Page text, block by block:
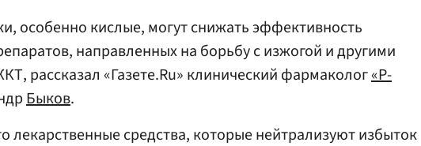
особенно кислые, могут снижать эффективность
направленных на борьбу с изжогой и другими
рассказал «Газете.Ru» клинический фармаколог«Р-
Быков.
лекарственные средства, которые нейтрализуют избыток